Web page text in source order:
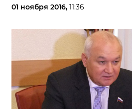
01 ноября 2016, 11:36